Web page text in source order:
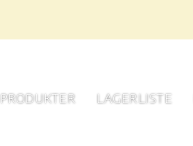
PRODUKTER LAGERLISTE